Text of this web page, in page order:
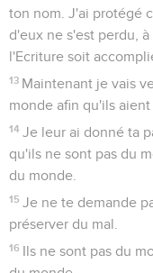
ton nom. J'ai protégé
d'eux ne s'est perdu,
l'Ecriture soit
13 Maintenant je vais
monde afin qu'ils
14 Je leur ai donné ta
qu'ils ne sont pas du
du monde.
15 Je ne te demande
préserver du mal.
16 Ils ne sont pas du